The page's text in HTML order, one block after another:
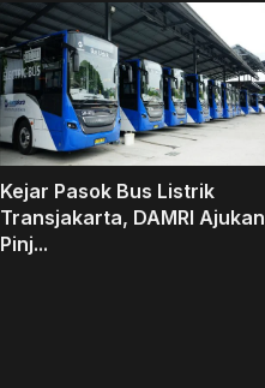
Kejar Pasok Bus Listrik
Transjakarta, DAMRI Ajukan
Pinj...